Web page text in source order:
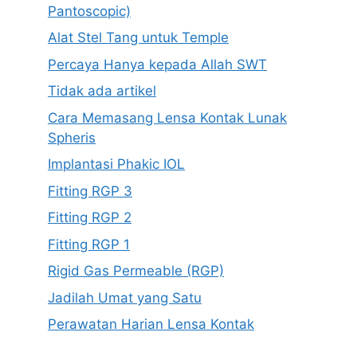
Pantoscopic)
Alat Stel Tang untuk Temple
Percaya Hanya kepada Allah SWT
Tidak ada artikel
Cara Memasang Lensa Kontak Lunak
Spheris
Implantasi Phakic IOL
Fitting RGP 3
Fitting RGP 2
Fitting RGP 1
Rigid Gas Permeable (RGP)
Jadilah Umat yang Satu
Perawatan Harian Lensa Kontak